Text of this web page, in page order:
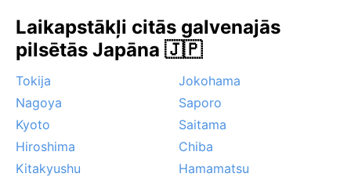
Laikapstākļi citās galvenajās
pilsētās Japāna 🇯🇵
Tokija
Jokohama
Nagoya
Saporo
Kyoto
Saitama
Hiroshima
Chiba
Kitakyushu
Hamamatsu